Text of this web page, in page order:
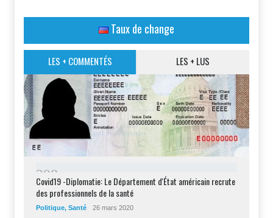
Taux de change
LES + COMMENTÉS LES + LUS
298
Covid19 -Diplomatie: Le Département d'État américain recrute
des professionnels de la santé
Politique, Santé 26 mars 2020